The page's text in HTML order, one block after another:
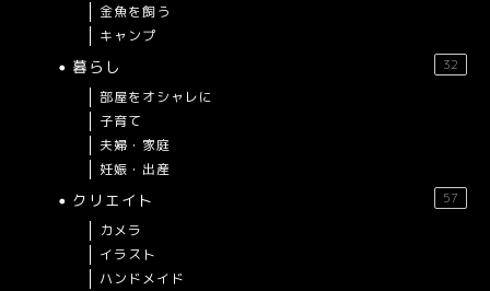
金魚を飼う
キャンプ
暮らし 32
部屋をオシャレに
子育て
夫婦・家庭
妊娠・出産
クリエイト 57
カメラ
イラスト
ハンドメイド